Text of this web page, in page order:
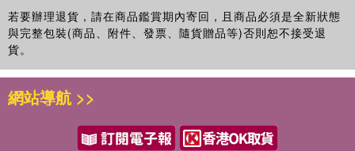
Useful for practicing professional engineers as well as
upper-level students, this book covers all aspects of
environmental impact assessments from start to finish.
若要辦理退貨，請在商品鑑賞期內寄回，且商品必須是全新狀態
與完整包裝(商品、附件、發票、隨貨贈品等)否則恕不接受退
貨。
網站導航 >>